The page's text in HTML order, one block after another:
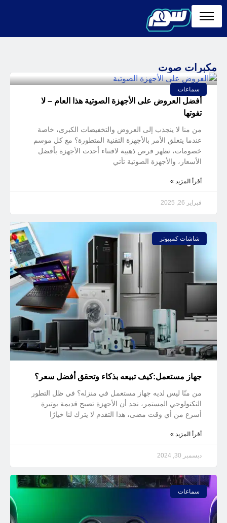
مكبرات صوت
سماعات
أفضل العروض على الأجهزة الصوتية هذا العام – لا
تفوتها
من منا لا ينجذب إلى العروض والتخفيضات الكبرى، خاصة
عندما يتعلق الأمر بالأجهزة التقنية المتطورة؟ مع كل موسم
خصومات، تظهر فرص ذهبية لاقتناء أحدث الأجهزة بأفضل
الأسعار، والأجهزة الصوتية تأتي
أقرأ المزيد »
فبراير 26, 2025
شاشات كمبيوتر
جهاز مستعمل:كيف تبيعه بذكاء وتحقق أفضل سعر؟
من منّا ليس لديه جهاز مستعمل في منزله؟ في ظل التطور
التكنولوجي المستمر، نجد أن الأجهزة تصبح قديمة بوتيرة
أسرع من أي وقت مضى، هذا التقدم لا يترك لنا خيارًا
أقرأ المزيد »
ديسمبر 30, 2024
سماعات